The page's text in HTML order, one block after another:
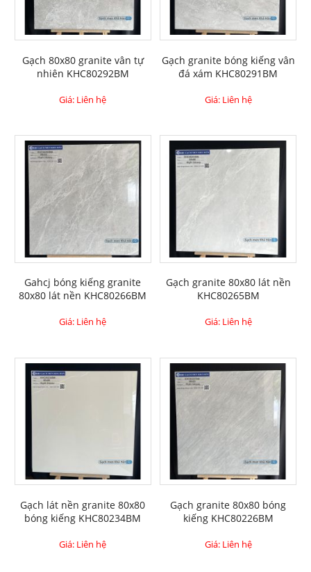
Gạch 80x80 granite vân tự
nhiên KHC80292BM
Giá: Liên hệ
Gạch granite bóng kiếng vân
đá xám KHC80291BM
Giá: Liên hệ
Gahcj bóng kiếng granite
80x80 lát nền KHC80266BM
Giá: Liên hệ
Gạch granite 80x80 lát nền
KHC80265BM
Giá: Liên hệ
Gạch lát nền granite 80x80
bóng kiếng KHC80234BM
Giá: Liên hệ
Gạch granite 80x80 bóng
kiếng KHC80226BM
Giá: Liên hệ